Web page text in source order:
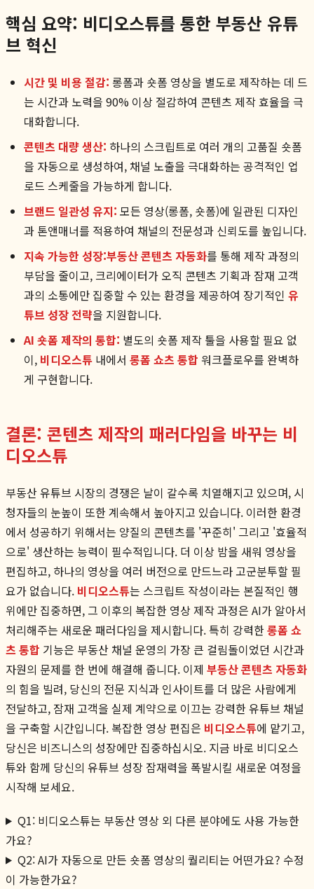
핵심 요약: 비디오스튜를 통한 부동산 유튜
브 혁신
시간 및 비용 절감: 롱폼과 숏폼 영상을 별도로 제작하는 데 드
는 시간과 노력을 90% 이상 절감하여 콘텐츠 제작 효율을 극
대화합니다.
콘텐츠 대량 생산: 하나의 스크립트로 여러 개의 고품질 숏폼
을 자동으로 생성하여, 채널 노출을 극대화하는 공격적인 업
로드 스케줄을 가능하게 합니다.
브랜드 일관성 유지: 모든 영상(롱폼, 숏폼)에 일관된 디자인
과 톤앤매너를 적용하여 채널의 전문성과 신뢰도를 높입니다.
지속 가능한 성장:부동산 콘텐츠 자동화를 통해 제작 과정의
부담을 줄이고, 크리에이터가 오직 콘텐츠 기획과 잠재 고객
과의 소통에만 집중할 수 있는 환경을 제공하여 장기적인 유
튜브 성장 전략을 지원합니다.
AI 숏폼 제작의 통합: 별도의 숏폼 제작 툴을 사용할 필요 없
이, 비디오스튜 내에서 롱폼 쇼츠 통합 워크플로우를 완벽하
게 구현합니다.
결론: 콘텐츠 제작의 패러다임을 바꾸는 비
디오스튜
부동산 유튜브 시장의 경쟁은 날이 갈수록 치열해지고 있으며, 시
청자들의 눈높이 또한 계속해서 높아지고 있습니다. 이러한 환경
에서 성공하기 위해서는 양질의 콘텐츠를 '꾸준히' 그리고 '효율적
으로' 생산하는 능력이 필수적입니다. 더 이상 밤을 새워 영상을
편집하고, 하나의 영상을 여러 버전으로 만드느라 고군분투할 필
요가 없습니다. 비디오스튜는 스크립트 작성이라는 본질적인 행
위에만 집중하면, 그 이후의 복잡한 영상 제작 과정은 AI가 알아서
처리해주는 새로운 패러다임을 제시합니다. 특히 강력한롱폼 쇼
츠 통합 기능은 부동산 채널 운영의 가장 큰 걸림돌이었던 시간과
자원의 문제를 한 번에 해결해 줍니다. 이제 부동산 콘텐츠 자동화
의 힘을 빌려, 당신의 전문 지식과 인사이트를 더 많은 사람에게
전달하고, 잠재 고객을 실제 계약으로 이끄는 강력한 유튜브 채널
을 구축할 시간입니다. 복잡한 영상 편집은 비디오스튜에 맡기고,
당신은 비즈니스의 성장에만 집중하십시오. 지금 바로 비디오스
튜와 함께 당신의 유튜브 성장 잠재력을 폭발시킬 새로운 여정을
시작해 보세요.
Q1: 비디오스튜는 부동산 영상 외 다른 분야에도 사용 가능한
가요?
Q2: AI가 자동으로 만든 숏폼 영상의 퀄리티는 어떤가요? 수정
이 가능한가요?